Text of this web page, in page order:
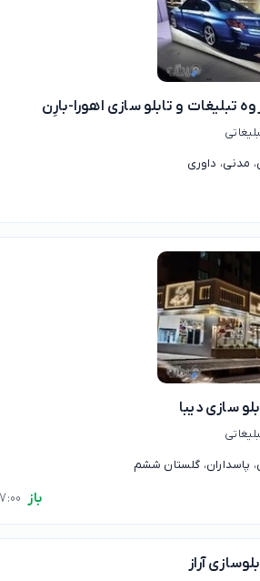
تبلیغات و تابلو سازی اهورا-بارِن
مدنی، داوری
سازی دیبا
پاسداران، گلستان ششم
باز
آراز